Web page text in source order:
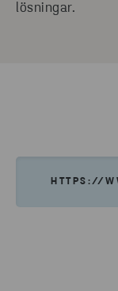
lösningar.
HTTPS://